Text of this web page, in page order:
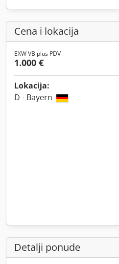
Cena i lokacija
EXW VB plus PDV
1.000 €
Lokacija:
D - Bayern
Detalji ponude